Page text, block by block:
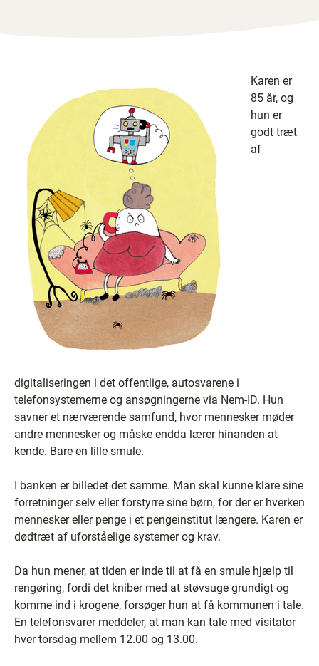
Karen er
85 år, og
hun er
godt træt
af
digitaliseringen i det offentlige, autosvarene i
telefonsystemerne og ansøgningerne via Nem-ID. Hun
savner et nærværende samfund, hvor mennesker møder
andre mennesker og måske endda lærer hinanden at
kende. Bare en lille smule.
I banken er billedet det samme. Man skal kunne klare sine
forretninger selv eller forstyrre sine børn, for der er hverken
mennesker eller penge i et pengeinstitut længere. Karen er
dødtræt af uforståelige systemer og krav.
Da hun mener, at tiden er inde til at få en smule hjælp til
rengøring, fordi det kniber med at støvsuge grundigt og
komme ind i krogene, forsøger hun at få kommunen i tale.
En telefonsvarer meddeler, at man kan tale med visitator
hver torsdag mellem 12.00 og 13.00.